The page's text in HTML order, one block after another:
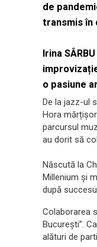
de
transmis în
Irina
o pasiune
De la jazz-ul
Hora
parcursul
au dorit să
Născută la
Millenium și
după
Colaborarea
Bucureşti”.
alături de